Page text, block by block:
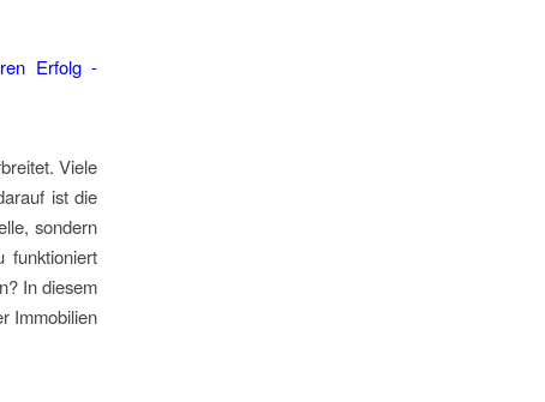
Viele
ist die
sondern
funktioniert
In diesem
Immobilien